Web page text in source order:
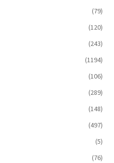
(79)
(120)
(243)
(1194)
(106)
(289)
(148)
(497)
(5)
(76)